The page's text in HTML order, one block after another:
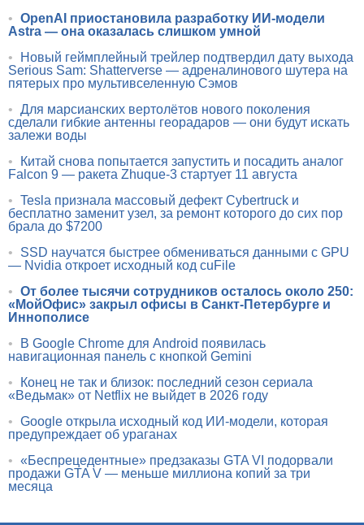
• OpenAI приостановила разработку ИИ-модели
Astra — она оказалась слишком умной
•
Новый геймплейный трейлер подтвердил дату выхода
Serious Sam: Shatterverse — адреналинового шутера на
пятерых про мультивселенную Сэмов
• Для марсианских вертолётов нового поколения
сделали гибкие антенны георадаров — они будут искать
залежи воды
•
Китай снова попытается запустить и посадить аналог
Falcon 9 — ракета Zhuque-3 стартует 11 августа
• Tesla признала массовый дефект Cybertruck и
бесплатно заменит узел, за ремонт которого до сих пор
брала до $7200
•
SSD научатся быстрее обмениваться данными с GPU
— Nvidia откроет исходный код cuFile
• От более тысячи сотрудников осталось около 250:
«МойОфис» закрыл офисы в Санкт-Петербурге и
Иннополисе
•
В Google Chrome для Android появилась
навигационная панель с кнопкой Gemini
•
Конец не так и близок: последний сезон сериала
«Ведьмак» от Netflix не выйдет в 2026 году
• Google открыла исходный код ИИ-модели, которая
предупреждает об ураганах
• «Беспрецедентные» предзаказы GTA VI подорвали
продажи GTA V — меньше миллиона копий за три
месяца